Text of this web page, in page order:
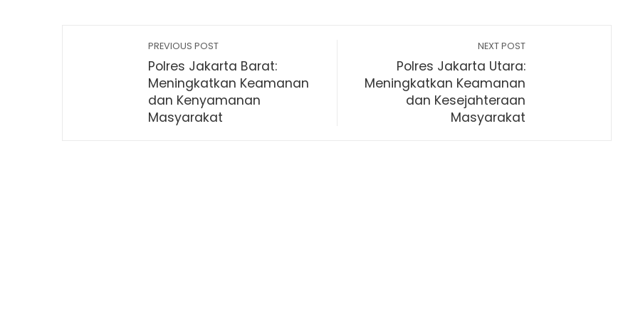
PREVIOUS POST
Polres Jakarta Barat:
Meningkatkan Keamanan
dan Kenyamanan
Masyarakat
NEXT POST
Polres Jakarta Utara:
Meningkatkan Keamanan
dan Kesejahteraan
Masyarakat